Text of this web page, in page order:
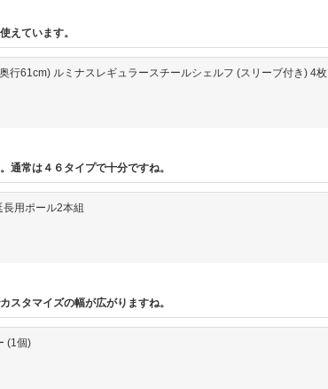
えています。
61cm) ルミナスレギュラースチールシェルフ (スリーブ付き) 4枚
通常は４６タイプで十分ですね。
用ポール2本組
スタマイズの幅が広がりますね。
(1個)